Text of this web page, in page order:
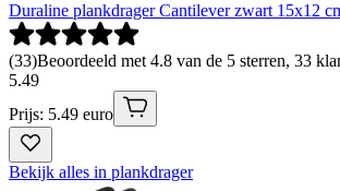
Duraline plankdrager Cantilever zwart 15x12
(33)Beoordeeld met 4.8 van de 5 sterren, 33
5.49
Prijs: 5.49 euro
Bekijk alles in plankdrager